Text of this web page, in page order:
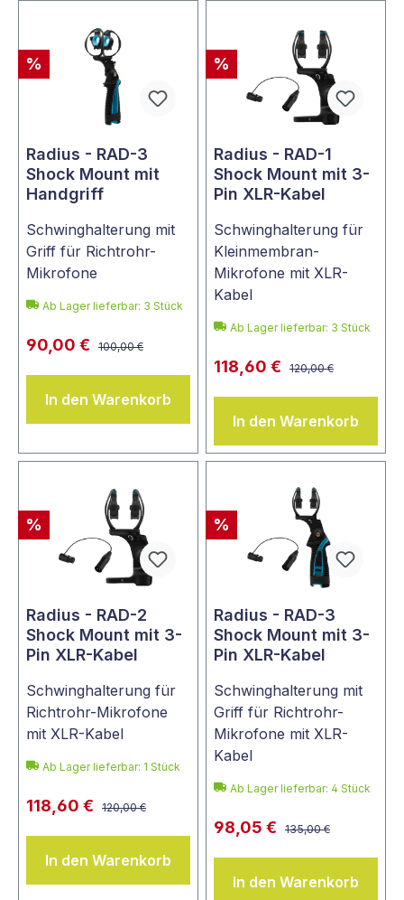
%
Radius - RAD-3
Shock Mount mit
Handgriff
Schwinghalterung mit
Griff für Richtrohr-
Mikrofone
Ab Lager lieferbar: 3 Stück
90,00 € 100,00 €
In den Warenkorb
%
Radius - RAD-1
Shock Mount mit 3-
Pin XLR-Kabel
Schwinghalterung für
Kleinmembran-
Mikrofone mit XLR-
Kabel
Ab Lager lieferbar: 3 Stück
118,60 € 120,00 €
In den Warenkorb
%
Radius - RAD-2
Shock Mount mit 3-
Pin XLR-Kabel
Schwinghalterung für
Richtrohr-Mikrofone
mit XLR-Kabel
Ab Lager lieferbar: 1 Stück
118,60 € 120,00 €
In den Warenkorb
%
Radius - RAD-3
Shock Mount mit 3-
Pin XLR-Kabel
Schwinghalterung mit
Griff für Richtrohr-
Mikrofone mit XLR-
Kabel
Ab Lager lieferbar: 4 Stück
98,05 € 135,00 €
In den Warenkorb